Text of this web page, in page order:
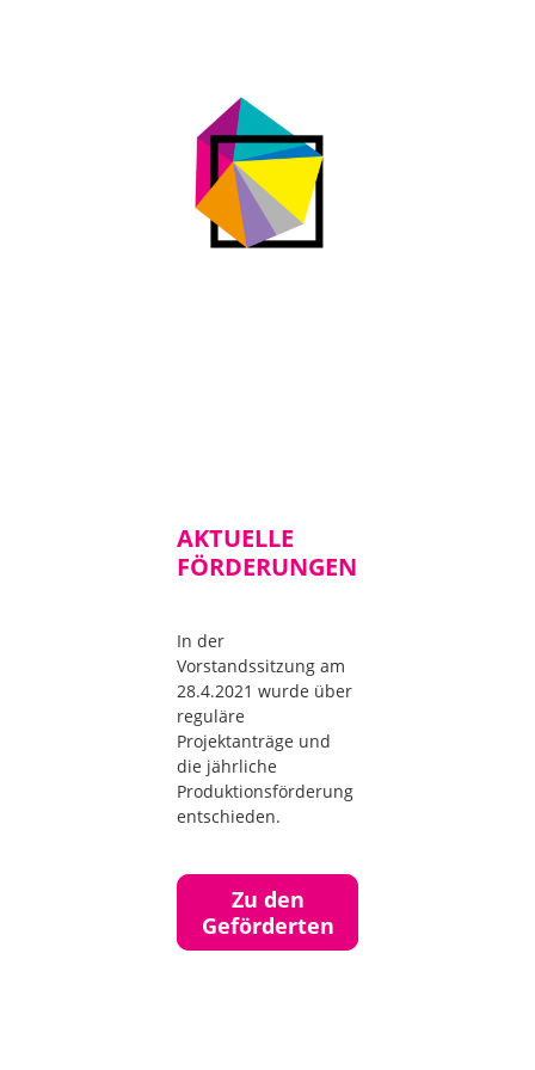
AKTUELLE
FÖRDERUNGEN
In der
Vorstandssitzung am
28.4.2021 wurde über
reguläre
Projektanträge und
die jährliche
Produktionsförderung
entschieden.
Zu den
Geförderten